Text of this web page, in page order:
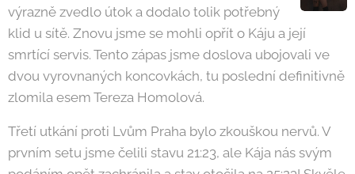
výrazně zvedlo útok a dodalo tolik potřebný
klid u sítě. Znovu jsme se mohli opřít o Káju a její
smrtící servis. Tento zápas jsme doslova ubojovali ve
dvou vyrovnaných koncovkách, tu poslední definitivně
zlomila esem Tereza Homolová.
Třetí utkání proti Lvům Praha bylo zkouškou nervů. V
prvním setu jsme čelili stavu 21:23, ale Kája nás svým